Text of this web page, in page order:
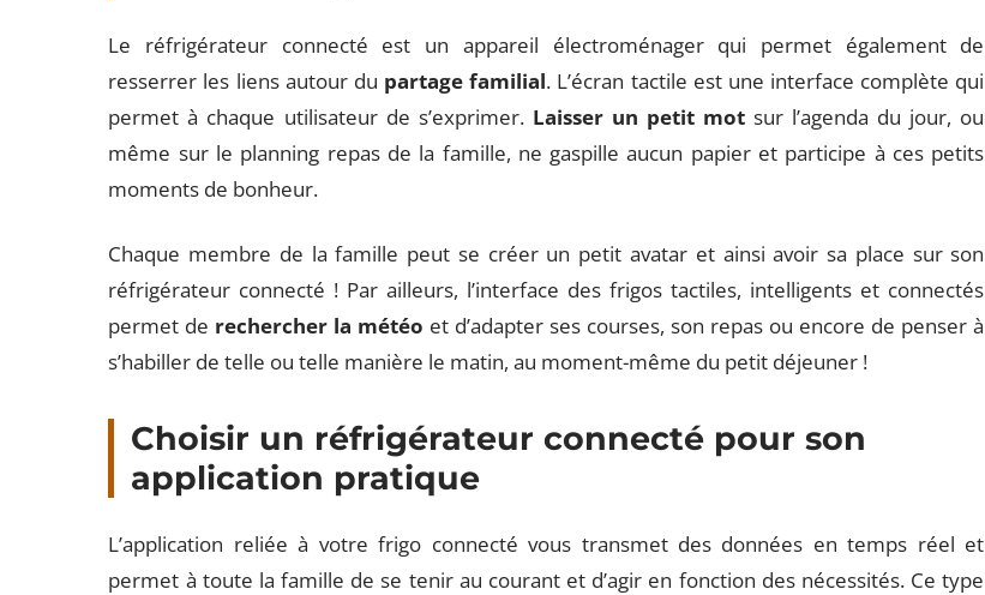
Le réfrigérateur connecté est un appareil électroménager qui permet également de
resserrer les liens autour du partage familial. L’écran tactile est une interface complète qui
permet à chaque utilisateur de s’exprimer. Laisser un petit mot sur l’agenda du jour, ou
même sur le planning repas de la famille, ne gaspille aucun papier et participe à ces petits
moments de bonheur.
Chaque membre de la famille peut se créer un petit avatar et ainsi avoir sa place sur son
réfrigérateur connecté ! Par ailleurs, l’interface des frigos tactiles, intelligents et connectés
permet de rechercher la météo et d’adapter ses courses, son repas ou encore de penser à
s’habiller de telle ou telle manière le matin, au moment-même du petit déjeuner !
Choisir un réfrigérateur connecté pour son
application pratique
L’application reliée à votre frigo connecté vous transmet des données en temps réel et
permet à toute la famille de se tenir au courant et d’agir en fonction des nécessités. Ce type